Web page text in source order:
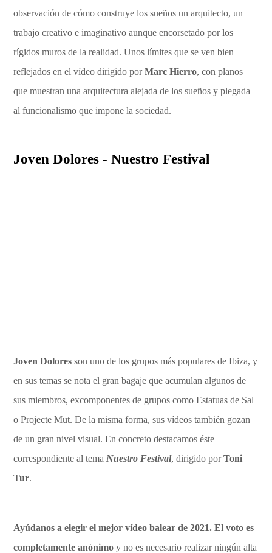
observación de cómo construye los sueños un arquitecto, un
trabajo creativo e imaginativo aunque encorsetado por los
rígidos muros de la realidad. Unos límites que se ven bien
reflejados en el vídeo dirigido porMarc Hierro, con planos
que muestran una arquitectura alejada de los sueños y plegada
al funcionalismo que impone la sociedad.
Joven Dolores - Nuestro Festival
Joven Dolores son uno de los grupos más populares de Ibiza, y
en sus temas se nota el gran bagaje que acumulan algunos de
sus miembros, excomponentes de grupos como Estatuas de Sal
o Projecte Mut. De la misma forma, sus vídeos también gozan
de un gran nivel visual. En concreto destacamos éste
correspondiente al tema Nuestro Festival, dirigido porToni
Tur.
Ayúdanos a elegir el mejor vídeo balear de 2021. El voto es
completamente anónimo y no es necesario realizar ningún alta